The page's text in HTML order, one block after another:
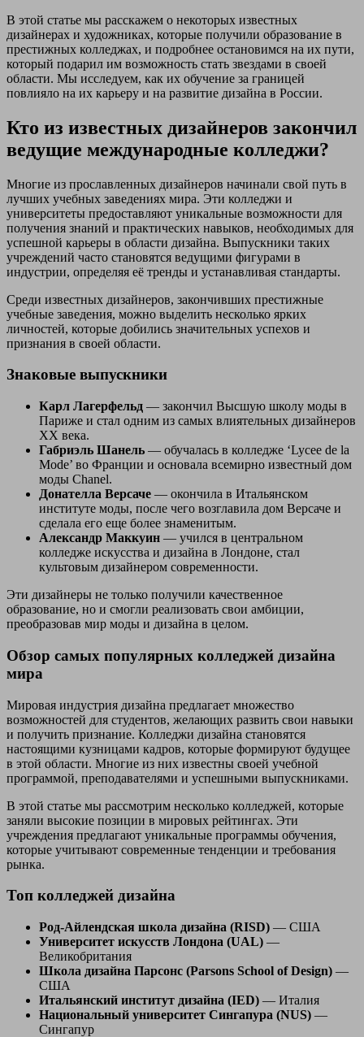
В этой статье мы расскажем о некоторых известных
дизайнерах и художниках, которые получили образование в
престижных колледжах, и подробнее остановимся на их пути,
который подарил им возможность стать звездами в своей
области. Мы исследуем, как их обучение за границей
повлияло на их карьеру и на развитие дизайна в России.
Кто из известных дизайнеров закончил
ведущие международные колледжи?
Многие из прославленных дизайнеров начинали свой путь в
лучших учебных заведениях мира. Эти колледжи и
университеты предоставляют уникальные возможности для
получения знаний и практических навыков, необходимых для
успешной карьеры в области дизайна. Выпускники таких
учреждений часто становятся ведущими фигурами в
индустрии, определяя её тренды и устанавливая стандарты.
Среди известных дизайнеров, закончивших престижные
учебные заведения, можно выделить несколько ярких
личностей, которые добились значительных успехов и
признания в своей области.
Знаковые выпускники
Карл Лагерфельд — закончил Высшую школу моды в
Париже и стал одним из самых влиятельных дизайнеров
ХХ века.
Габриэль Шанель — обучалась в колледже ‘Lycee de la
Mode’ во Франции и основала всемирно известный дом
моды Chanel.
Донателла Версаче — окончила в Итальянском
институте моды, после чего возглавила дом Версаче и
сделала его еще более знаменитым.
Александр Маккуин — учился в центральном
колледже искусства и дизайна в Лондоне, стал
культовым дизайнером современности.
Эти дизайнеры не только получили качественное
образование, но и смогли реализовать свои амбиции,
преобразовав мир моды и дизайна в целом.
Обзор самых популярных колледжей дизайна
мира
Мировая индустрия дизайна предлагает множество
возможностей для студентов, желающих развить свои навыки
и получить признание. Колледжи дизайна становятся
настоящими кузницами кадров, которые формируют будущее
в этой области. Многие из них известны своей учебной
программой, преподавателями и успешными выпускниками.
В этой статье мы рассмотрим несколько колледжей, которые
заняли высокие позиции в мировых рейтингах. Эти
учреждения предлагают уникальные программы обучения,
которые учитывают современные тенденции и требования
рынка.
Топ колледжей дизайна
Род-Айлендская школа дизайна (RISD) — США
Университет искусств Лондона (UAL) —
Великобритания
Школа дизайна Парсонс (Parsons School of Design) —
США
Итальянский институт дизайна (IED) — Италия
Национальный университет Сингапура (NUS) —
Сингапур